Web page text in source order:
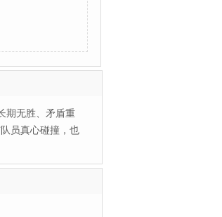
期无胜、矛盾重
员真心碰撞，也